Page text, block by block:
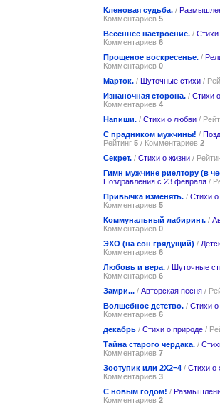
Кленовая судьба. /
Комментариев 5
Весеннее настроение. / Стихи
Комментариев 6
Прощеное воскресенье. /
Комментариев 0
Марток. / Шуточные стихи /
Изнаночная сторона. / Стихи
Комментариев 4
Напиши. / Стихи о любви /
С прадником мужчины! /
Рейтинг 5 / Комментариев 2
Секрет. / Стихи о жизни /
Гимн мужчине риелтору (в
Поздравления с 23 февраля /
Привычка изменять. / Стихи о
Комментариев 5
Коммунальный лабиринт. /
Комментариев 0
ЭХО (на сон грядущий) /
Комментариев 6
Любовь и вера. / Шуточные
Комментариев 6
Замри... / Авторская песня /
Волшебное детство. / Стихи о
Комментариев 6
декабрь / Стихи о природе /
Тайна старого чердака. /
Комментариев 7
Зоотупик или 2Х2=4 / Стихи о
Комментариев 3
С новым годом! /
Комментариев 2